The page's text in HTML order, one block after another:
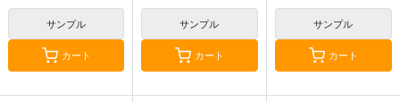
サンプル
カート
サンプル
カート
サンプル
カート